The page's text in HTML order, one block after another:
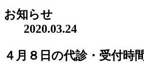
お知らせ
2020.03.24
４月８日の代診・受付時